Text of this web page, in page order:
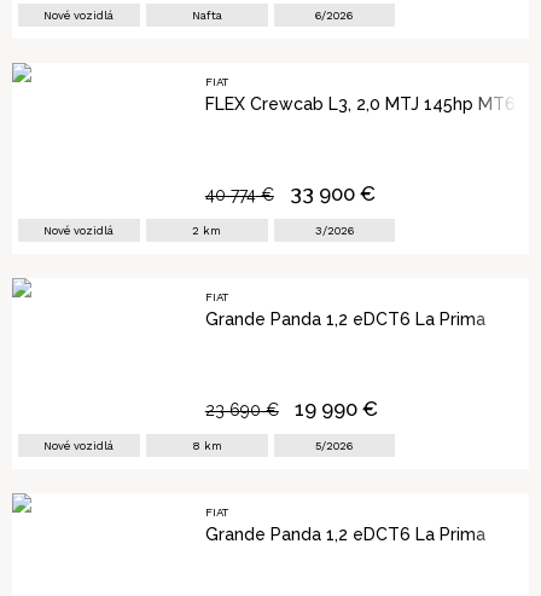
Nové vozidlá Nafta 6/2026
FIAT
FLEX Crewcab L3, 2,0 MTJ 145hp MT6,
Nové vozidlá 2 km 3/2026
40 774€ 33 900€
FIAT
Grande Panda 1,2 eDCT6 La Prima
Nové vozidlá 8 km 5/2026
23 690€ 19 990€
FIAT
Grande Panda 1,2 eDCT6 La Prima